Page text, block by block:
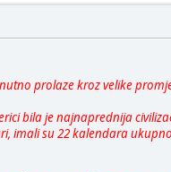
prolaze kroz velike
bila je najnaprednija
imali su 22 kalendara